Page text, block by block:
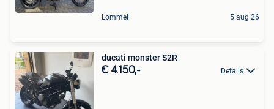
Lommel 5 aug 26
ducati monster S2R
€ 4.150,- Details